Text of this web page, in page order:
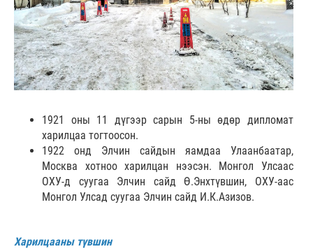
1921 оны 11 дүгээр сарын 5-ны өдөр дипломат
харилцаа тогтоосон.
1922 онд Элчин сайдын яамдаа Улаанбаатар,
Москва хотноо харилцан нээсэн. Монгол Улсаас
ОХУ-д суугаа Элчин сайд Ө.Энхтүвшин, ОХУ-аас
Монгол Улсад суугаа Элчин сайд И.К.Азизов.
Харилцааны түвшин